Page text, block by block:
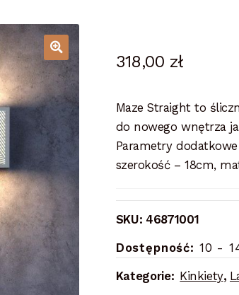
318,00 zł
Maze Straight to
do nowego wnętrza
Parametry
szerokość – 18cm,
SKU: 46871001
Dostępność: 10 -
Kategorie: Kinkiety,